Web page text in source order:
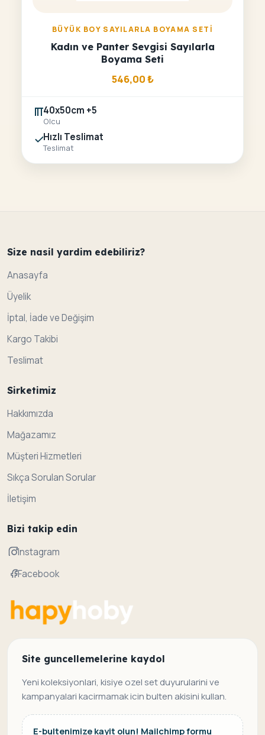
BÜYÜK BOY SAYILARLA BOYAMA SETI
Kadın ve Panter Sevgisi Sayılarla
Boyama Seti
546,00₺
40x50cm +5
Olcu
Hızlı Teslimat
Teslimat
Size nasil yardim edebiliriz?
Anasayfa
Üyelik
İptal, İade ve Değişim
Kargo Takibi
Teslimat
Sirketimiz
Hakkımızda
Mağazamız
Müşteri Hizmetleri
Sıkça Sorulan Sorular
İletişim
Bizi takip edin
Instagram
Facebook
Site guncellemelerine kaydol
Yeni koleksiyonlari, kisiye ozel set duyurularini ve
kampanyalari kacirmamak icin bulten akisini kullan.
E-bultenimize kayit olun! Mailchimp formu